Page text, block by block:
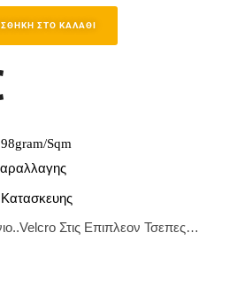
ΣΤΟ ΚΑΛΆΘΙ
Sqm
Κατασκευης
Στις Επιπλεον Τσεπες…